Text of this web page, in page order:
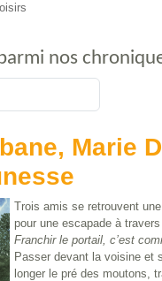
nos
Marie
Trois amis se retrouvent
pour une escapade à
Franchir le portail, c’est
Passer devant la voisine et
longer le pré des moutons,